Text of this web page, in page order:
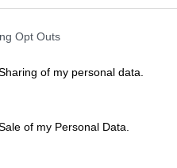
Opt Outs
of my personal data.
of my Personal Data.